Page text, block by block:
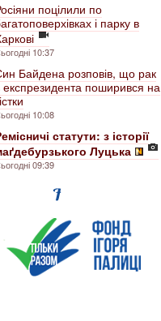
поцілили по
і парку в
10:37
Байдена розповів, що рак
експрезидента поширився на
10:08
статути: з історії
Луцька
09:39